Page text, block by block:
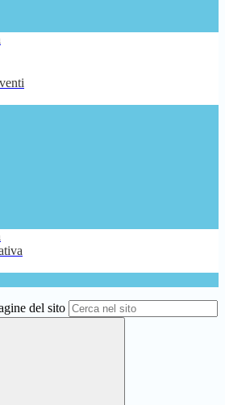
del sito